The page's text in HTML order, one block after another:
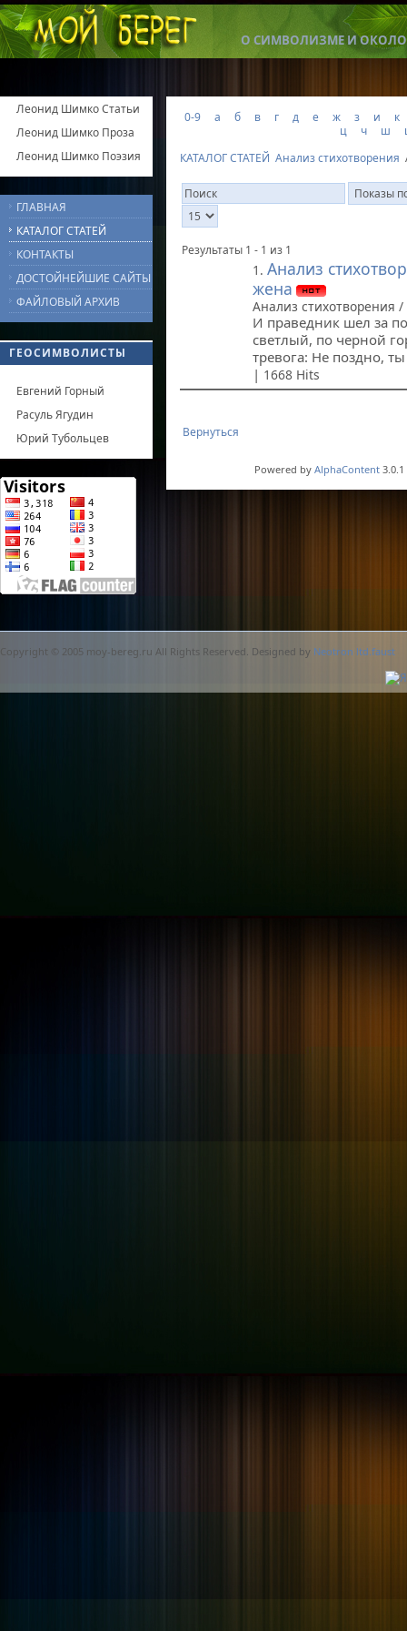
О СИМВОЛИЗМЕ И ОКОЛО
0-9 а б в г д е ж з и
к
ц
ч ш
КАТАЛОГ СТАТЕЙ Анализ стихотворения
Результаты 1 - 1 из 1
1. Анализ
жена
Анализ стихотворения
И праведник шел за
светлый, по черной
тревога: Не поздно,
| 1668 Hits
Вернуться
Powered by AlphaContent3.0.1
Леонид Шимко Статьи
Леонид Шимко Проза
Леонид Шимко Поэзия
ГЛАВНАЯ
КАТАЛОГ СТАТЕЙ
КОНТАКТЫ
ДОСТОЙНЕЙШИЕ САЙТЫ
ФАЙЛОВЫЙ АРХИВ
ГЕОСИМВОЛИСТЫ
Евгений Горный
Расуль Ягудин
Юрий Тубольцев
Copyright © 2005 moy-bereg.ru All Rights Reserved. Designed by Neotron ltd.faust